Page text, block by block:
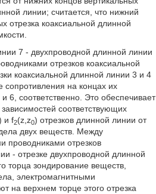
линии; считается, что нижний
отрезка коаксиальной длинной
7 - двухпроводной длинной линии
отрезков коаксиальной
коаксиальной длинной линии 3 и 4
на концах их
и 6, соответственно. Это обеспечивает
соответствующих
и f2(z,z0) отрезков длинной линии от
двух веществ. Между
проводниками отрезков
- отрезке двухпроводной длинной
торца зондирование веществ,
электромагнитными
на верхнем торце этого отрезка